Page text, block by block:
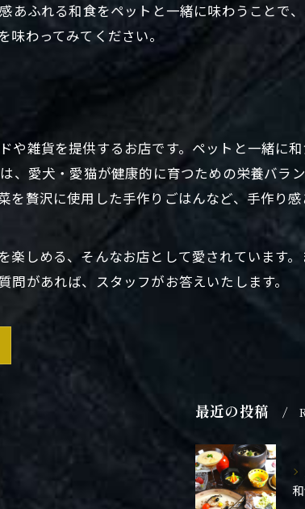
あふれる和食をペットと一緒に味わうことで
わってみてください。
雑貨を提供するお店です。ペットと一緒に
、愛犬・愛猫が健康的に育つための栄養バラ
贅沢に使用した手作りごはんなど、手作り
しめる、そんなお店として愛されています
があれば、スタッフがお答えいたします。
最近の投稿